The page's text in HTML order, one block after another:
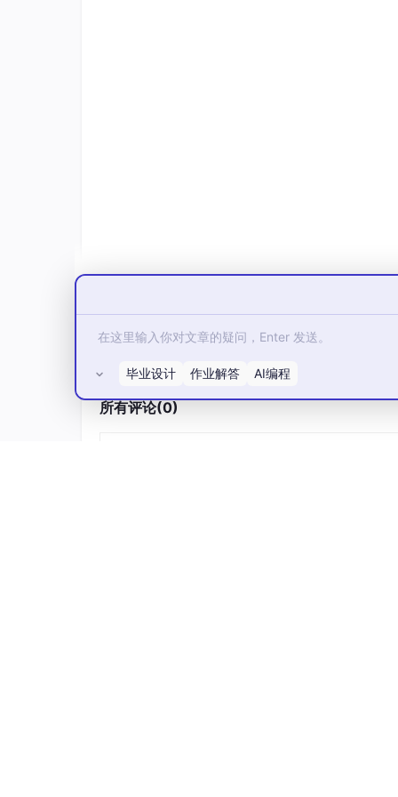
浸感，让静态三维城市场景彻底摆脱平面呆板
6.1 沉浸式漫游镜头动画设计
所有评论(0)
毕业设计 作业解答 AI编程